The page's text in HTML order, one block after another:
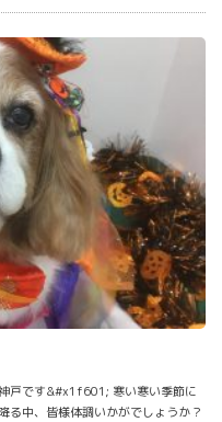
戸です&#x1f601; 寒い寒い季節に
る中、皆様体調いかがでしょうか？